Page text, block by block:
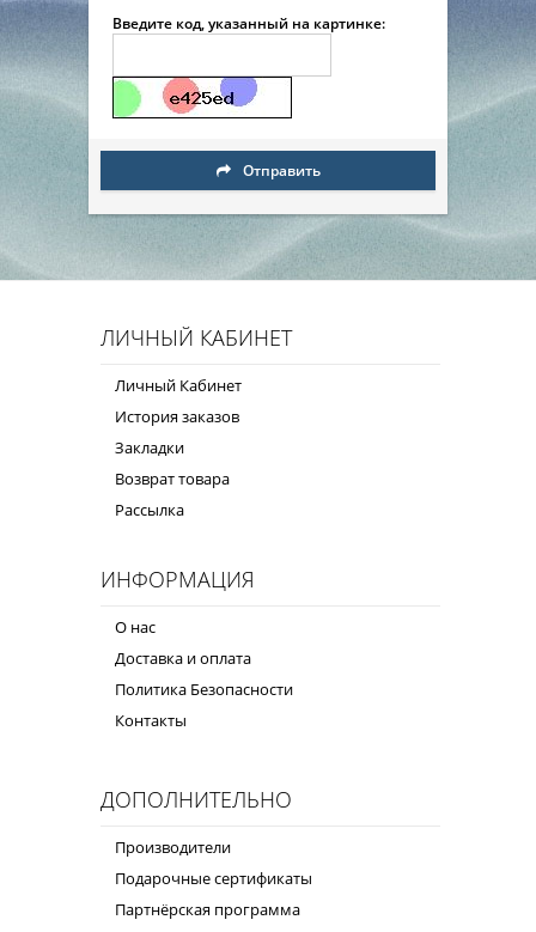
Введите код, указанный на картинке:
Отправить
ЛИЧНЫЙ КАБИНЕТ
Личный Кабинет
История заказов
Закладки
Возврат товара
Рассылка
ИНФОРМАЦИЯ
О нас
Доставка и оплата
Политика Безопасности
Контакты
ДОПОЛНИТЕЛЬНО
Производители
Подарочные сертификаты
Партнёрская программа